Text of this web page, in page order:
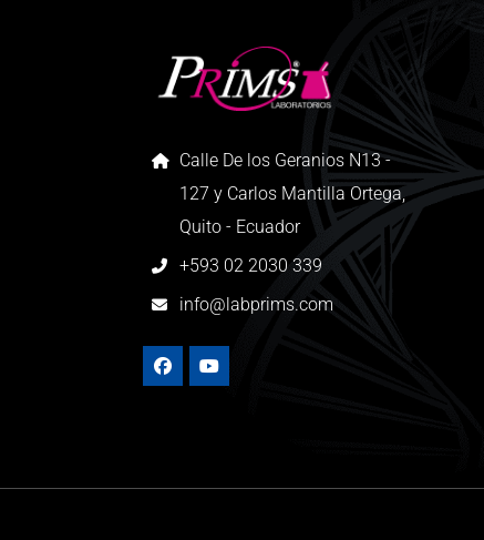
Calle De los Geranios N13 -
127 y Carlos Mantilla Ortega,
Quito - Ecuador
+593 02 2030 339
info@labprims.com